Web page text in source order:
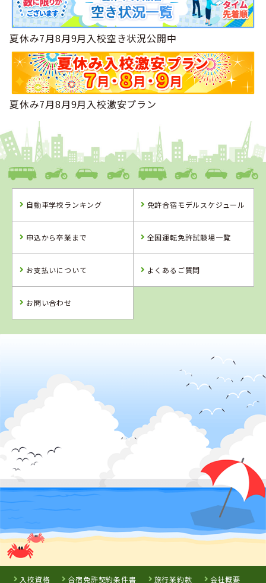
夏休み7月8月9月入校空き状況公開中
夏休み7月8月9月入校激安プラン
自動車学校ランキング 免許合宿モデルスケジュール
申込から卒業まで 全国運転免許試験場一覧
お支払いについて よくあるご質問
お問い合わせ
入校資格 合宿免許契約条件書 旅行業約款 会社概要